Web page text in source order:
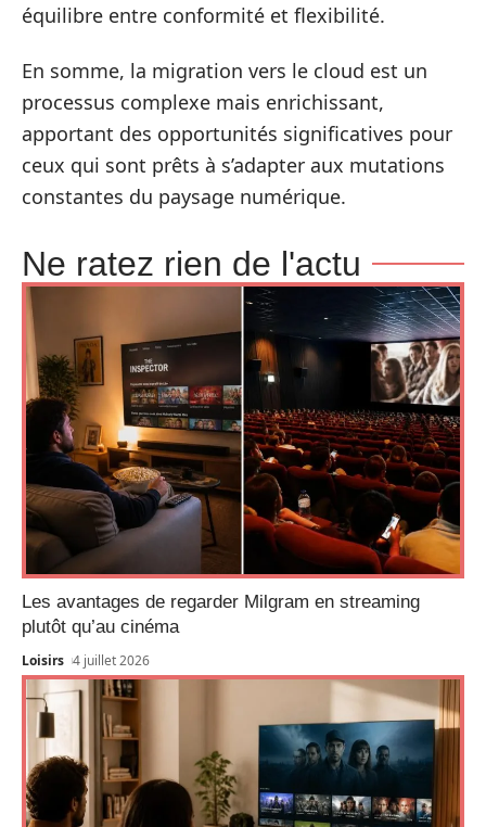
équilibre entre conformité et flexibilité.
En somme, la migration vers le cloud est un
processus complexe mais enrichissant,
apportant des opportunités significatives pour
ceux qui sont prêts à s’adapter aux mutations
constantes du paysage numérique.
Ne ratez rien de l'actu
Les avantages de regarder Milgram en streaming
plutôt qu’au cinéma
Loisirs 4 juillet 2026